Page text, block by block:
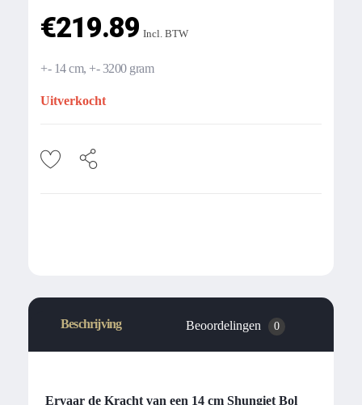
€219.89 Incl. BTW
+- 14 cm, +- 3200 gram
Uitverkocht
Beschrijving Beoordelingen 0
Ervaar de Kracht van een 14 cm Shungiet Bol